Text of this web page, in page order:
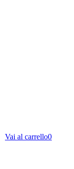
Vai al carrello0